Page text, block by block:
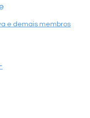
e demais membros